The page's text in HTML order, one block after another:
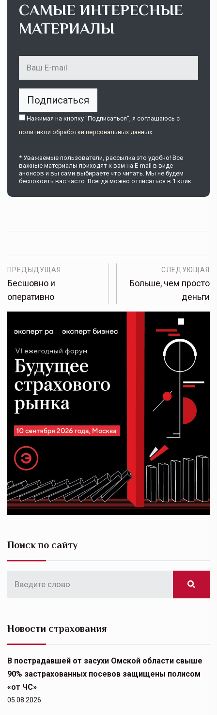
САМЫЕ ИНТЕРЕСНЫЕ
МАТЕРИАЛЫ
Подписаться
Нажимая на кнопку "Подписаться", я соглашаюсь c
политикой обработки персональных данных
* Уважаемые пользователи, рассылка это удобно! Все
важные материалы приходят к вам на E-mail в виде
анонсов и вы сами выбираете что читать. Мы не будем
беспокоить вас часто. Всегда можно отписаться в 1 клик.
ПРЕДЫДУЩАЯ
Бесшовно и
оперативно
СЛЕДУЮЩАЯ
Больше, чем просто
деньги
Поиск по сайту
Новости страхования
В пострадавшей от засухи Омской области свыше
90% застрахованных посевов защищены полисом
«от ЧС»
05.08.2026